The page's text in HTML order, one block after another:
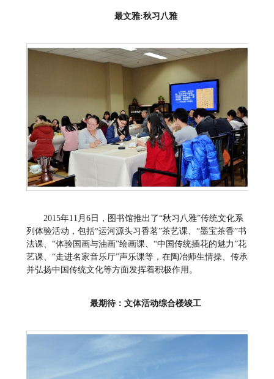
最文雅:秋习八雅
2015年11月6日，图书馆推出了“秋习八雅”传统文化系
列体验活动，包括“运河源头习香茗”茶艺课、“墨宝茶香”书
法课、“体验国画与油画”绘画课、“中国传统插花的魅力”花
艺课、“走进名家音乐厅”声乐课等，在陶冶师生情操、传承
并弘扬中国传统文化等方面发挥着积极作用。
最期待：文体活动综合楼竣工